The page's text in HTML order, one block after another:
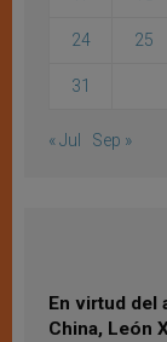
24 25
31
« Jul Sep »
En virtud del
China, León